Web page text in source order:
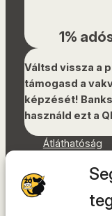
1%
Váltsd vissza a
támogasd a
képzését!
használd ezt a
Átláthatóság
Oldaltérkép